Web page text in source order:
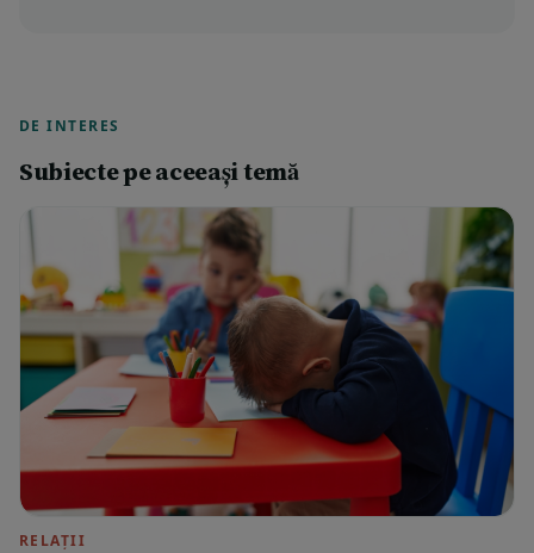
DE INTERES
Subiecte pe aceeași temă
RELAȚII